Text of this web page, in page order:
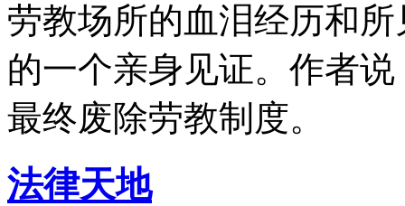
劳教场所的血泪经历和
的一个亲身见证。作者
最终废除劳教制度。
法律天地